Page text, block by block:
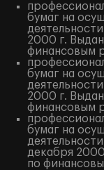
бумаг на
2000 г.
финансовым
бумаг на
2000 г.
финансовым
бумаг на
декабря
по